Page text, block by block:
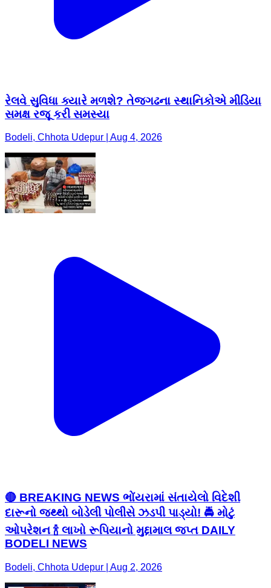
રેલવે સુવિધા ક્યારે મળશે? તેજગઢના સ્થાનિકોએ મીડિયા
સમક્ષ રજૂ કરી સમસ્યા
Bodeli, Chhota Udepur | Aug 4, 2026
🔴 BREAKING NEWS ભોંયરામાં સંતાયેલો વિદેશી
દારૂનો જથ્થો બોડેલી પોલીસે ઝડપી પાડ્યો! 🚔 મોટું
ઓપરેશન 🍾 લાખો રૂપિયાનો મુદ્દામાલ જપ્ત DAILY
BODELI NEWS
Bodeli, Chhota Udepur | Aug 2, 2026